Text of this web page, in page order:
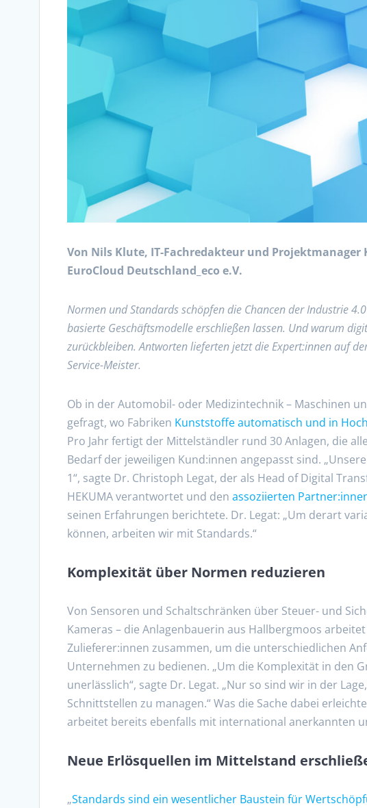
Von Nils Klute, IT-Fachredakteur und Projektmanager
EuroCloud Deutschland_eco e.V.
Normen und Standards schöpfen die Chancen der Industrie
basierte Geschäftsmodelle erschließen lassen. Und warum
zurückbleiben. Antworten lieferten jetzt die Expert:innen auf
Service-Meister.
Ob in der Automobil- oder Medizintechnik – Maschinen
gefragt, wo Fabriken Kunststoffe automatisch und in
Pro Jahr fertigt der Mittelständler rund 30 Anlagen, die
Bedarf der jeweiligen Kund:innen angepasst sind.
1“, sagte Dr. Christoph Legat, der als Head of Digital
HEKUMA verantwortet und den assoziierten
seinen Erfahrungen berichtete. Dr. Legat: „Um derart
können, arbeiten wir mit Standards.“
Komplexität über Normen reduzieren
Von Sensoren und Schaltschränken über Steuer- und
Kameras – die Anlagenbauerin aus Hallbergmoos
Zulieferer:innen zusammen, um die unterschiedlichen
Unternehmen zu bedienen. „Um die Komplexität in den
unerlässlich“, sagte Dr. Legat. „Nur so sind wir in der
Schnittstellen zu managen.“ Was die Sache dabei
arbeitet bereits ebenfalls mit international anerkannten
Neue Erlösquellen im Mittelstand
„Standards sind ein wesentlicher Baustein für